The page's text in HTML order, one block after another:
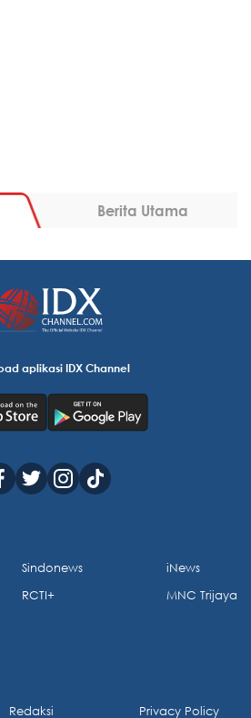
Berita Utama
aplikasi IDX Channel
Sindonews
RCTI+
iNews
MNC Trijaya
Redaksi Privacy Policy